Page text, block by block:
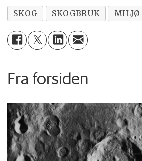
SKOG SKOGBRUK MILJØ
Fra forsiden